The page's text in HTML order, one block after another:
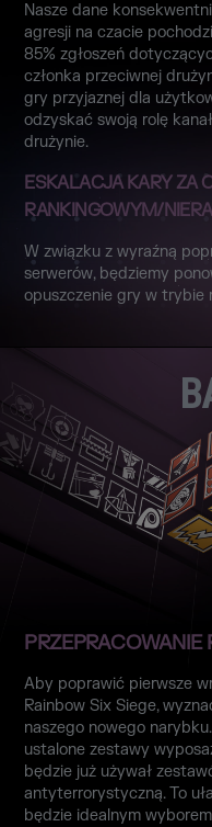
Nasze dane
agresji na czacie
85% zgłoszeń
członka przeciwnej
gry przyjaznej dla
odzyskać swoją rolę
drużynie.
ESKALACJA KARY ZA
RANKINGOWYM/
W związku z wyraźną
serwerów, będziemy
opuszczenie gry w trybie
PRZEPRACOWANIE
Aby poprawić pierwsze
Rainbow Six Siege,
naszego nowego
ustalone zestawy
będzie już używał
antyterrorystyczną. To
będzie idealnym